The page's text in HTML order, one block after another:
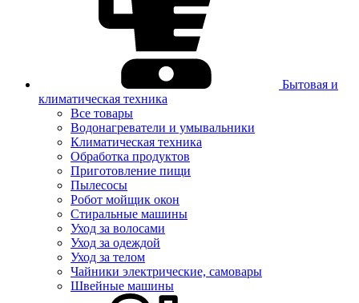
Бытовая и
климатическая техника
Все товары
Водонагреватели и умывальники
Климатическая техника
Обработка продуктов
Приготовление пищи
Пылесосы
Робот мойщик окон
Стиральные машины
Уход за волосами
Уход за одеждой
Уход за телом
Чайники электрические, самовары
Швейные машины